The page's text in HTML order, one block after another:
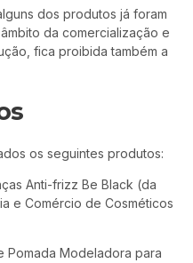
dos produtos já foram
da comercialização e
fica proibida também a
os seguintes produtos:
Anti-frizz Be Black (da
e Comércio de Cosméticos
Pomada Modeladora para